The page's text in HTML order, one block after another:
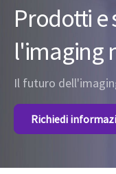
Prodotti e
l'imaging
Il futuro
Richiedi